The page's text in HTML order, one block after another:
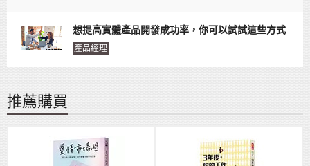
想提高實體產品開發成功率，你可以試試這些方式
產品經理
推薦購買